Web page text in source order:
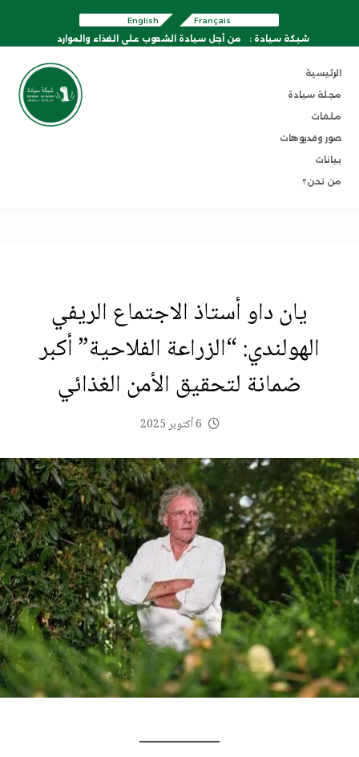
Français
English
شبكة سيادة :
من أجل سيادة الشعوب على الغذاء والموارد
الرئيسية
مجلة سيادة
ملفات
صور وفديوهات
بيانات
من نحن؟
يان داو أستاذ الاجتماع الريفي
الهولندي: “الزراعة الفلاحية” أكبر
ضمانة لتحقيق الأمن الغذائي
6 أكتوبر 2025